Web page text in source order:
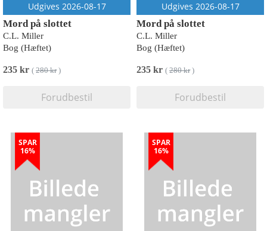
Udgives 2026-08-17
Mord på slottet
C.L. Miller
Bog (Hæftet)
235 kr ( 280 kr)
Forudbestil
Udgives 2026-08-17
Mord på slottet
C.L. Miller
Bog (Hæftet)
235 kr ( 280 kr)
Forudbestil
SPAR
16%
SPAR
16%